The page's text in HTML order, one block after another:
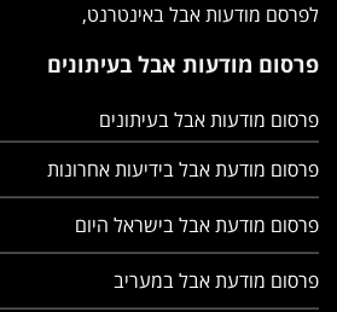
לפרסם מודעות אבל באינטרנט,
פרסום מודעות אבל בעיתונים
פרסום מודעות אבל בעיתונים
פרסום מודעת אבל בידיעות אחרונות
פרסום מודעת אבל בישראל היום
פרסום מודעת אבל במעריב